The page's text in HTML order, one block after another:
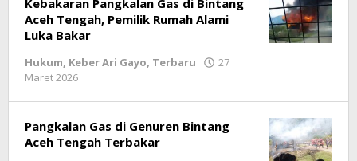
Kebakaran Pangkalan Gas di Bintang
Aceh Tengah, Pemilik Rumah Alami
Luka Bakar
Hukum, Keber Ari Gayo, Terbaru
27
Maret 2026
Pangkalan Gas di Genuren Bintang
Aceh Tengah Terbakar